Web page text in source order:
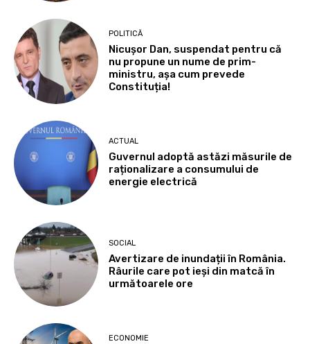
POLITICĂ
Nicușor Dan, suspendat pentru că
nu propune un nume de prim-
ministru, așa cum prevede
Constituția!
ACTUAL
Guvernul adoptă astăzi măsurile de
raționalizare a consumului de
energie electrică
SOCIAL
Avertizare de inundații în România.
Râurile care pot ieși din matcă în
următoarele ore
ECONOMIE